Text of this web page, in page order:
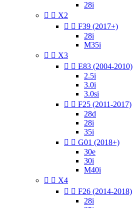
28i
  X2
  F39 (2017+)
28i
M35i
  X3
  E83 (2004-2010)
2.5i
3.0i
3.0si
  F25 (2011-2017)
28d
28i
35i
  G01 (2018+)
30e
30i
M40i
  X4
  F26 (2014-2018)
28i